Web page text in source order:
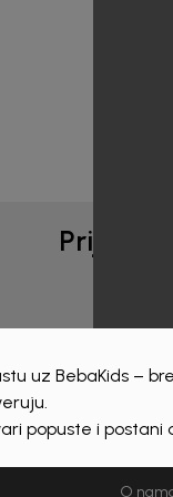
Prijava
O
uz BebaKids –
popuste i postani